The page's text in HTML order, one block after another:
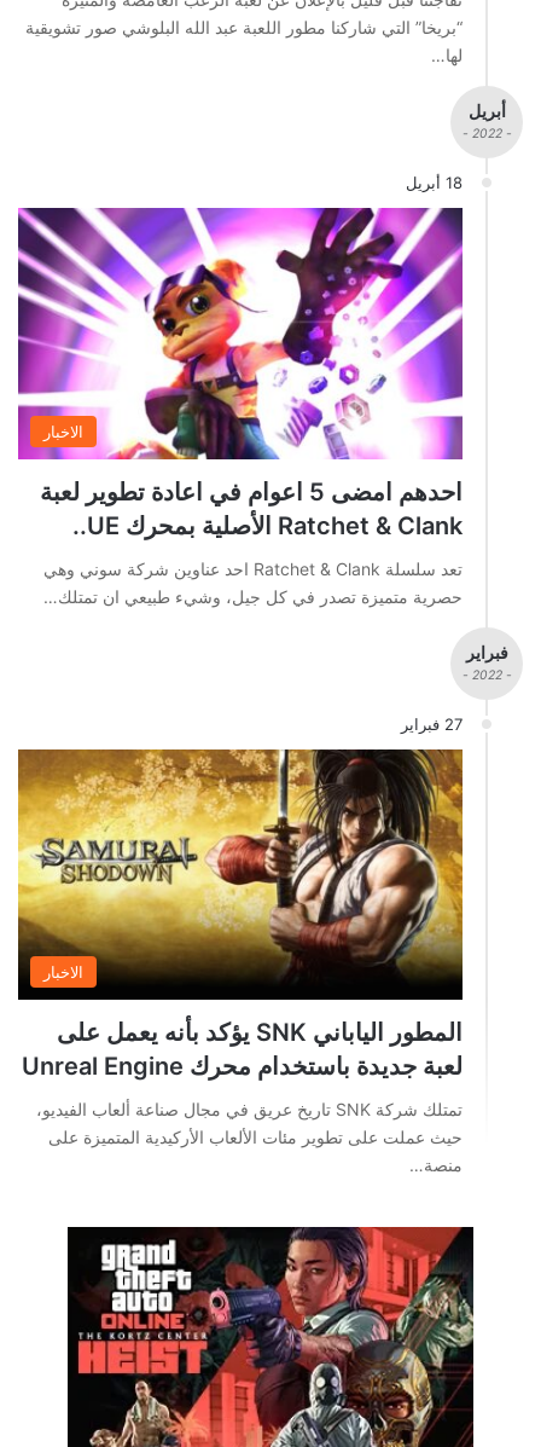
“بريخا” التي شاركنا مطور اللعبة عبد الله البلوشي صور تشويقية
لها…
أبريل
- 2022 -
18 أبريل
الاخبار
احدهم امضى 5 اعوام في اعادة تطوير لعبة
Ratchet & Clank الأصلية بمحرك UE..
تعد سلسلة Ratchet & Clank احد عناوين شركة سوني وهي
حصرية متميزة تصدر في كل جيل، وشيء طبيعي ان تمتلك…
فبراير
- 2022 -
27 فبراير
الاخبار
المطور الياباني SNK يؤكد بأنه يعمل على
لعبة جديدة باستخدام محرك Unreal Engine
تمتلك شركة SNK تاريخ عريق في مجال صناعة ألعاب الفيديو،
حيث عملت على تطوير مئات الألعاب الأركيدية المتميزة على
منصة…